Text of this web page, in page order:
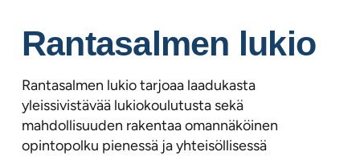
Rantasalmen lukio
Rantasalmen lukio tarjoaa laadukasta
yleissivistävää lukiokoulutusta sekä
mahdollisuuden rakentaa omannäköinen
opintopolku pienessä ja yhteisöllisessä